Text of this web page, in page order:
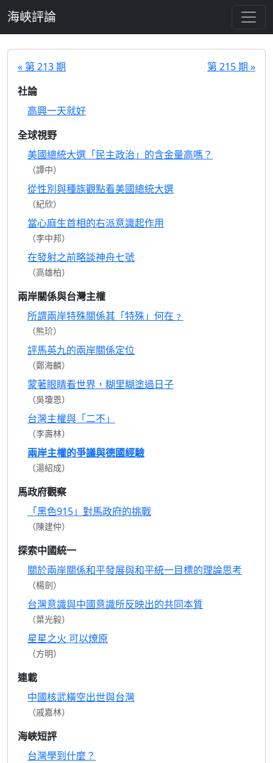
海峽評論
« 第 213 期
第 215 期 »
社論
高興一天就好
全球視野
美國總統大選「民主政治」的含金量高嗎？
（譚中）
從性別與種族觀點看美國總統大選
（紀欣）
當心麻生首相的右派意識起作用
（李中邦）
在發射之前略談神舟七號
（高雄柏）
兩岸關係與台灣主權
所謂兩岸特殊關係其「特殊」何在﹖
（熊玠）
評馬英九的兩岸關係定位
（鄭海麟）
蒙著眼睛看世界，糊里糊塗過日子
（吳瓊恩）
台灣主權與「二不」
（李壽林）
兩岸主權的爭議與德國經驗
（湯紹成）
馬政府觀察
「黑色915」對馬政府的挑戰
（陳建仲）
探索中國統一
關於兩岸關係和平發展與和平統一目標的理論思考
（楊劍）
台灣意識與中國意識所反映出的共同本質
（葉光毅）
星星之火 可以燎原
（方明）
連載
中國核武橫空出世與台灣
（戚嘉林）
海峽短評
台灣學到什麼？